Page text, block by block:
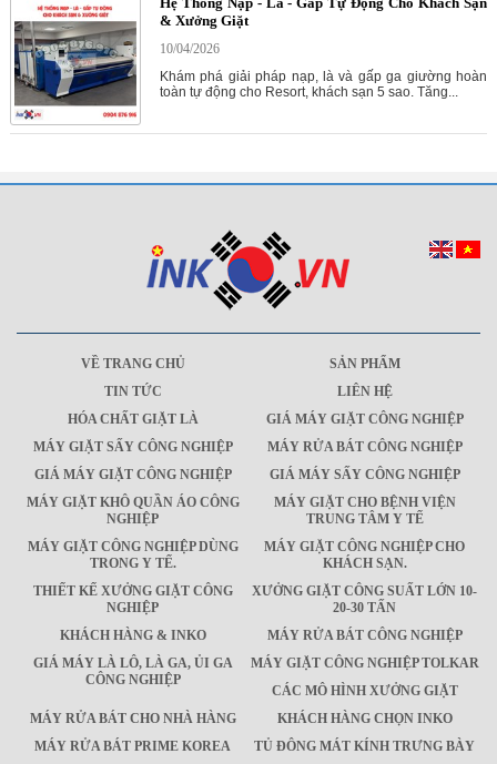
& Xưởng Giặt
10/04/2026
Khám phá giải pháp nạp, là và gấp ga giường hoàn
toàn tự động cho Resort, khách sạn 5 sao. Tăng...
VỀ TRANG CHỦ
SẢN PHẨM
TIN TỨC
LIÊN HỆ
HÓA CHẤT GIẶT LÀ
GIÁ MÁY GIẶT CÔNG NGHIỆP
MÁY GIẶT SẤY CÔNG NGHIỆP
MÁY RỬA BÁT CÔNG NGHIỆP
GIÁ MÁY GIẶT CÔNG NGHIỆP
GIÁ MÁY SẤY CÔNG NGHIỆP
MÁY GIẶT KHÔ QUẦN ÁO CÔNG
NGHIỆP
MÁY GIẶT CHO BỆNH VIỆN
TRUNG TÂM Y TẾ
MÁY GIẶT CÔNG NGHIỆP DÙNG
TRONG Y TẾ.
MÁY GIẶT CÔNG NGHIỆP CHO
KHÁCH SẠN.
THIẾT KẾ XƯỞNG GIẶT CÔNG
NGHIỆP
XƯỞNG GIẶT CÔNG SUẤT LỚN 10-
20-30 TẤN
KHÁCH HÀNG & INKO
MÁY RỬA BÁT CÔNG NGHIỆP
GIÁ MÁY LÀ LÔ, LÀ GA, ỦI GA
CÔNG NGHIỆP
MÁY GIẶT CÔNG NGHIỆP TOLKAR
CÁC MÔ HÌNH XƯỞNG GIẶT
MÁY RỬA BÁT CHO NHÀ HÀNG
KHÁCH HÀNG CHỌN INKO
MÁY RỬA BÁT PRIME KOREA
TỦ ĐÔNG MÁT KÍNH TRƯNG BÀY